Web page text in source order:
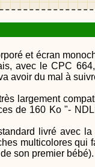
et écran
avec le CPC
avoir du mal à
largement
de 160 Ko "-
livré avec
multicolores qui
son premier bébé).